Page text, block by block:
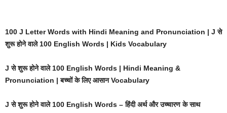
100 J Letter Words with Hindi Meaning and Pronunciation | J से
शुरू होने वाले 100 English Words | Kids Vocabulary
J से शुरू होने वाले 100 English Words | Hindi Meaning &
Pronunciation | बच्चों के लिए आसान Vocabulary
J से शुरू होने वाले 100 English Words – हिंदी अर्थ और उच्चारण के साथ